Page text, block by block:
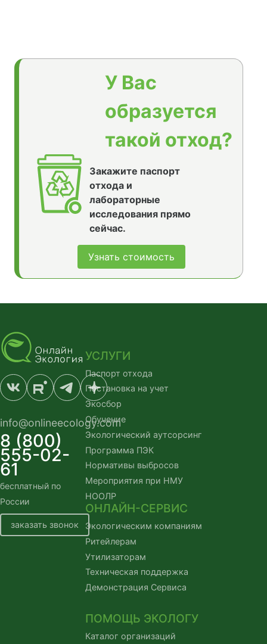
У Вас
образуется
такой отход?
Закажите паспорт
отхода и
лабораторные
исследования прямо
сейчас.
Узнать стоимость
info@onlineecology.com
8 (800)
555-02-
61
бесплатный по
России
заказать звонок
УСЛУГИ
Паспорт отхода
Постановка на учет
Экосбор
Обучение
Экологический аутсорсинг
Программа ПЭК
Нормативы выбросов
Мероприятия при НМУ
НООЛР
ОНЛАЙН-СЕРВИС
Экологическим компаниям
Ритейлерам
Утилизаторам
Техническая поддержка
Демонстрация Сервиса
ПОМОЩЬ ЭКОЛОГУ
Каталог организаций